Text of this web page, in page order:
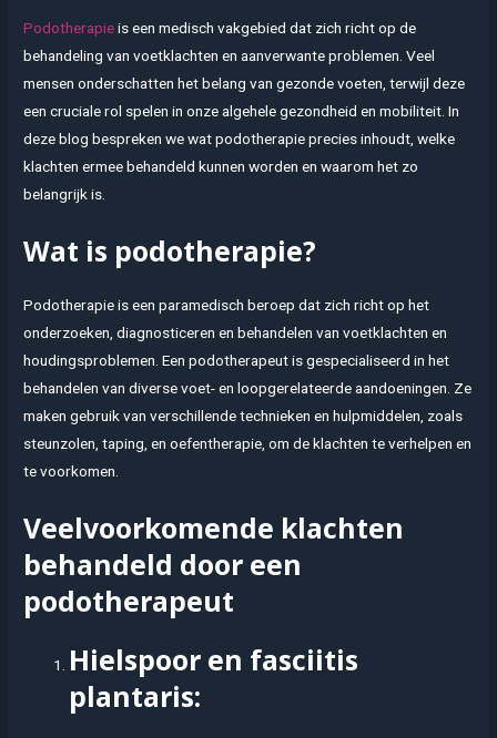
Podotherapieis een medisch vakgebied dat zich richt op de
behandeling van voetklachten en aanverwante problemen. Veel
mensen onderschatten het belang van gezonde voeten, terwijl deze
een cruciale rol spelen in onze algehele gezondheid en mobiliteit. In
deze blog bespreken we wat podotherapie precies inhoudt, welke
klachten ermee behandeld kunnen worden en waarom het zo
belangrijk is.
Wat is podotherapie?
Podotherapie is een paramedisch beroep dat zich richt op het
onderzoeken, diagnosticeren en behandelen van voetklachten en
houdingsproblemen. Een podotherapeut is gespecialiseerd in het
behandelen van diverse voet- en loopgerelateerde aandoeningen. Ze
maken gebruik van verschillende technieken en hulpmiddelen, zoals
steunzolen, taping, en oefentherapie, om de klachten te verhelpen en
te voorkomen.
Veelvoorkomende klachten
behandeld door een
podotherapeut
Hielspoor en fasciitis
plantaris: